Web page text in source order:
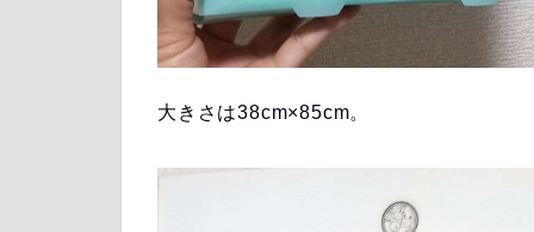
大きさは38cm×85cm。